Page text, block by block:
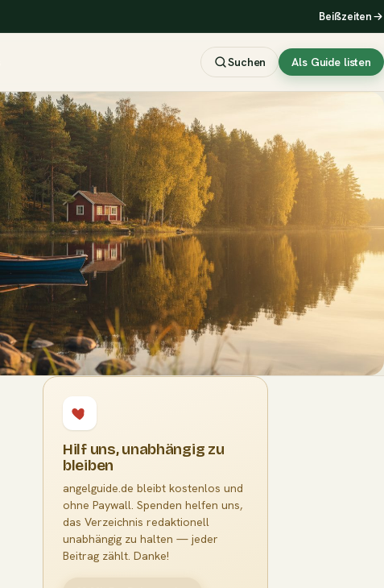
Beißzeiten
Suchen Als Guide listen
Hilf uns, unabhängig zu
bleiben
angelguide.de bleibt kostenlos und
ohne Paywall. Spenden helfen uns,
das Verzeichnis redaktionell
unabhängig zu halten — jeder
Beitrag zählt. Danke!